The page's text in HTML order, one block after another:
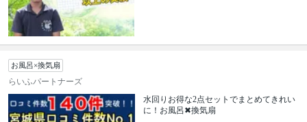
お風呂×換気扇
らいふパートナーズ
水回りお得な2点セットでまとめてきれい
に！お風呂✖︎換気扇